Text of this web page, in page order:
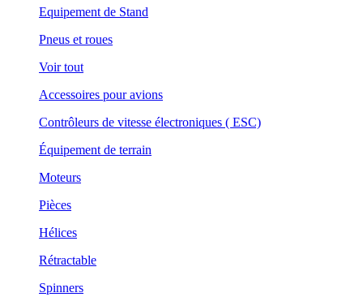
Equipement de Stand
Pneus et roues
Voir tout
Accessoires pour avions
Contrôleurs de vitesse électroniques ( ESC)
Équipement de terrain
Moteurs
Pièces
Hélices
Rétractable
Spinners